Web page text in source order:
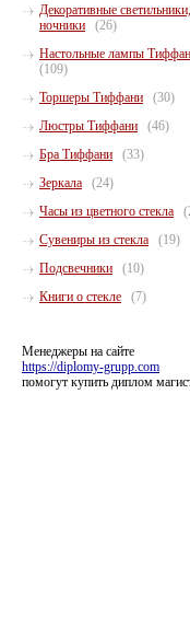
Декоративные светильники,
ночники
(26)
Настольные лампы
(109)
Торшеры Тиффани
(30)
Люстры Тиффани
(46)
Бра Тиффани
(33)
Зеркала
(24)
Часы из цветного стекла
Сувениры из стекла
(19)
Подсвечники
(10)
Книги о стекле
(7)
Менеджеры на сайте
https://diplomy-grupp.com
помогут купить диплом